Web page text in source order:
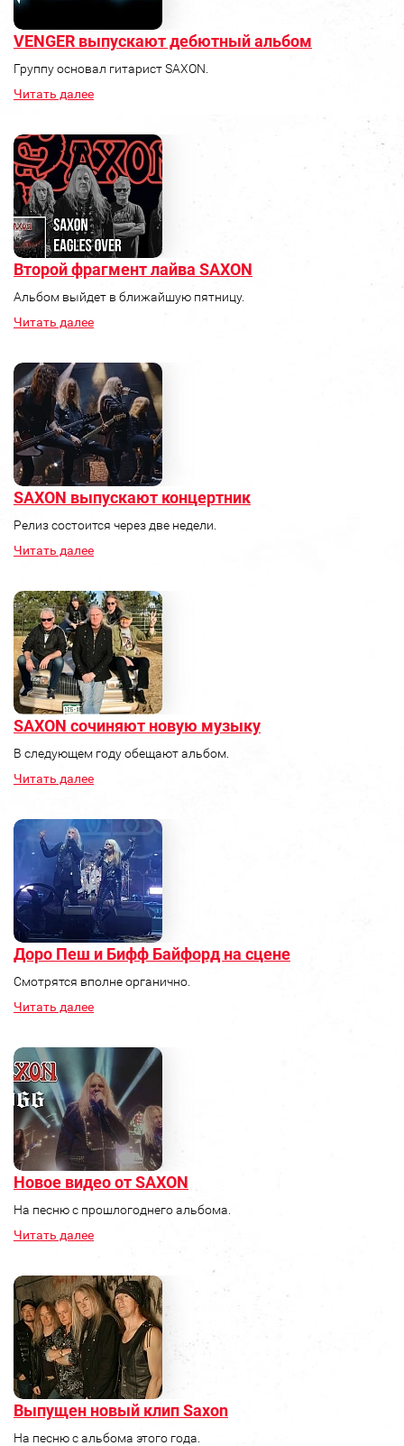
VENGER выпускают дебютный альбом
Группу основал гитарист SAXON.
Читать далее
Второй фрагмент лайва SAXON
Альбом выйдет в ближайшую пятницу.
Читать далее
SAXON выпускают концертник
Релиз состоится через две недели.
Читать далее
SAXON сочиняют новую музыку
В следующем году обещают альбом.
Читать далее
Доро Пеш и Бифф Байфорд на сцене
Смотрятся вполне органично.
Читать далее
Новое видео от SAXON
На песню с прошлогоднего альбома.
Читать далее
Выпущен новый клип Saxon
На песню с альбома этого года.